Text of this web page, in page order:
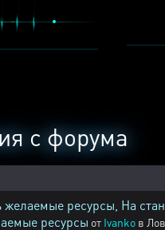
с форума
желаемые ресурсы, На
ресурсы от Ivanko в